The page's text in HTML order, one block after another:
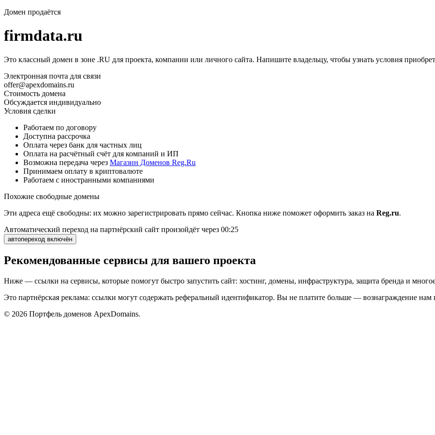
Домен продаётся
firmdata.ru
Это классный домен в зоне .RU для проекта, компании или личного сайта. Напишите владельцу, чтобы узнать условия
Электронная почта для связи
offer@apexdomains.ru
Стоимость домена
Обсуждается индивидуально
Условия сделки
Работаем по договору
Доступна рассрочка
Оплата через банк для частных лиц
Оплата на расчётный счёт для компаний и ИП
Возможна передача через Магазин Доменов Reg.Ru
Принимаем оплату в криптовалюте
Работаем с иностранными компаниями
Похожие свободные домены
Эти адреса ещё свободны: их можно зарегистрировать прямо сейчас. Кнопка ниже поможет оформить заказ на Reg.ru.
Автоматический переход на партнёрский сайт произойдёт через 00:25
автопереход включён
Рекомендованные сервисы для вашего проекта
Ниже — ссылки на сервисы, которые помогут быстро запустить сайт: хостинг, домены, инфраструктура, защита бренда и
Это партнёрская реклама: ссылки могут содержать реферальный идентификатор. Вы не платите больше — вознаграждение нам
© 2026 Портфель доменов ApexDomains.